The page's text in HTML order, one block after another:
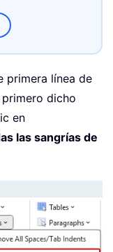
primera línea de
dicho
en
las sangrías de